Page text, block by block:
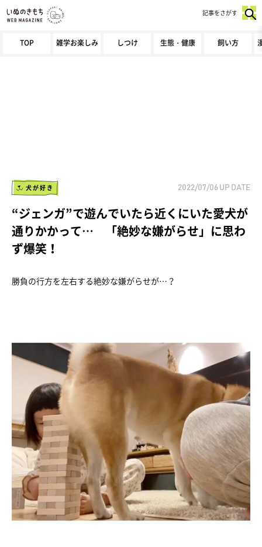
TOP 雑学お楽しみ しつけ 生態・健康 飼い方
記事をさがす
犬が好き 2022/07/06 UP DATE
“ジェンガ”で遊んでいたら近くにいた愛犬が
通りかかって… 「絶妙な嫌がらせ」に思わ
ず爆笑！
勝負の行方を左右する絶妙な嫌がらせが…？